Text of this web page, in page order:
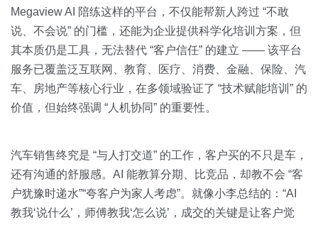
Megaview AI 陪练这样的平台，不仅能帮新人跨过 “不敢
说、不会说” 的门槛，还能为企业提供科学化培训方案，但
其本质仍是工具，无法替代 “客户信任” 的建立 —— 该平台
服务已覆盖泛互联网、教育、医疗、消费、金融、保险、汽
车、房地产等核心行业，在多领域验证了 “技术赋能培训” 的
价值，但始终强调 “人机协同” 的重要性。
汽车销售终究是 “与人打交道” 的工作，客户买的不只是车，
还有沟通的舒服感。AI 能教算分期、比竞品，却教不会 “客
户犹豫时递水”“夸客户为家人考虑”。就像小李总结的：“AI
教我‘说什么’，师傅教我‘怎么说’，成交的关键是让客户觉